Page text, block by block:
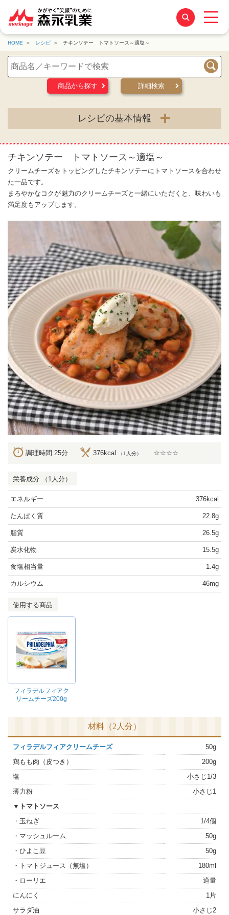
HOME レシピ チキンソテー トマトソース～適塩～
検索
商品から探す
詳細検索
レシピの基本情報
チキンソテー トマトソース～適塩～
クリームチーズをトッピングしたチキンソテーにトマトソースを合わせ
た一品です。
まろやかなコクが魅力のクリームチーズと一緒にいただくと、味わいも
満足度もアップします。
調理時間:25分 376kcal （1人分） ☆☆☆☆
栄養成分 （1人分）
エネルギー 376kcal
たんぱく質 22.8g
脂質 26.5g
炭水化物 15.5g
食塩相当量 1.4g
カルシウム 46mg
使用する商品
フィラデルフィアク
リームチーズ200g
材料（2人分）
フィラデルフィアクリームチーズ
50g
鶏もも肉（皮つき）
200g
塩
小さじ1/3
薄力粉
小さじ1
▼トマトソース
・玉ねぎ
1/4個
・マッシュルーム
50g
・ひよこ豆
50g
・トマトジュース（無塩）
180ml
・ローリエ
適量
にんにく
1片
サラダ油
小さじ2